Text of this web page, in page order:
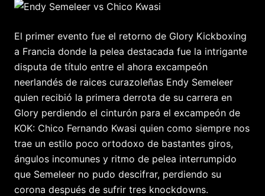
El primer evento fue el retorno de Glory Kickboxing
a Francia donde la pelea destacada fue la intrigante
disputa de título entre el ahora excampeón
neerlandés de raices curazoleñas Endy Semeleer
quien recibió la primera derrota de su carrera en
Glory perdiendo el cinturón para el excampeón de
KOK: Chico Fernando Kwasi quien como siempre nos
trae un estilo poco ortodoxo de bastantes giros,
ángulos incomunes y ritmo de pelea interrumpido
que Semeleer no pudo descifrar, perdiendo su
corona después de sufrir tres knockdowns.